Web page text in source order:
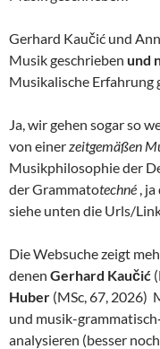
Gerhard Kaučić und
Musik geschrieben und
Musikalische Erfahrung
Ja, wir gehen sogar so
von einerzeitgemäßen
Musikphilosophie der
der Grammatotechné ,
siehe unten die Urls/
Die Websuche zeigt
denen Gerhard Kaučić
Huber (MSc, 67, 2026)
und musik-
analysieren (besser